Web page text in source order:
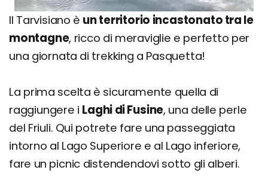
Il Tarvisiano è un territorio incastonato tra le
montagne, ricco di meraviglie e perfetto per
una giornata di trekking a Pasquetta!
La prima scelta è sicuramente quella di
raggiungere i Laghi di Fusine, una delle perle
del Friuli. Qui potrete fare una passeggiata
intorno al Lago Superiore e al Lago inferiore,
fare un picnic distendendovi sotto gli alberi.